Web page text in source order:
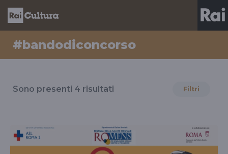
#bandodiconcorso
il
#bandodiconcorso
Sono presenti 4 risultati Filtri